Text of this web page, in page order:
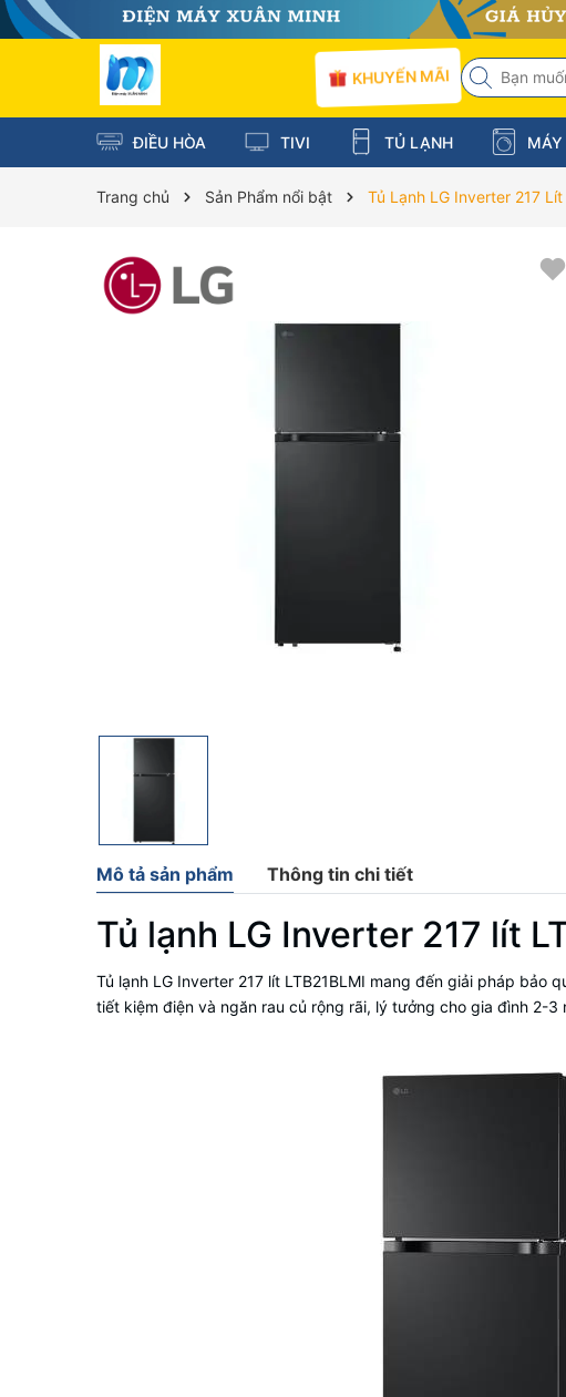
KHUYẾN MÃI
ĐIỀU HÒA TIVI TỦ LẠNH
Trang chủ Sản Phẩm nổi bật Tủ Lạnh LG Inverter 217 Lít
Mô tả sản phẩm Thông tin chi tiết
Tủ lạnh LG Inverter 217 lít
Tủ lạnh LG Inverter 217 lít LTB21BLMI mang đến giải pháp
tiết kiệm điện và ngăn rau củ rộng rãi, lý tưởng cho gia đình 2-3